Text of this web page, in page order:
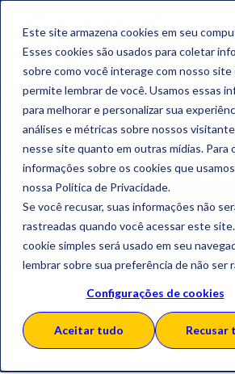
Este site armazena cookies em seu
Esses cookies são usados para coletar
sobre como você interage com nosso site
permite lembrar de você. Usamos essas
para melhorar e personalizar sua
análises e métricas sobre nossos
nesse site quanto em outras mídias. Para
informações sobre os cookies que
nossa Política de Privacidade.
Se você recusar, suas informações não
rastreadas quando você acessar este
cookie simples será usado em seu
lembrar sobre sua preferência de não ser
Configurações de cookies
Aceitar tudo Recusar
Casos de
Conheça a